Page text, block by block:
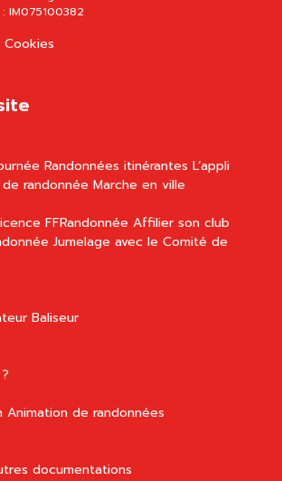
IM075100382
Cookies
Randonnées itinérantes L’appli
randonnée Marche en ville
FFRandonnée Affilier son club
Jumelage avec le Comité de
Baliseur
Animation de randonnées
documentations